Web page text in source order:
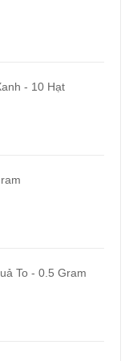
- 10 Hạt
To - 0.5 Gram